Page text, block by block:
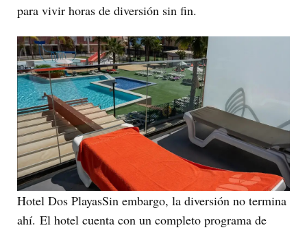
para vivir horas de diversión sin fin.
Hotel Dos PlayasSin embargo, la diversión no termina
ahí. El hotel cuenta con un completo programa de